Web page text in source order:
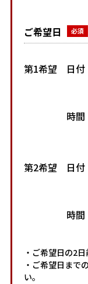
ご希望日
第1希望 日
時
第2希望 日
時
・ご希望日の2
・ご希望日まで
い。